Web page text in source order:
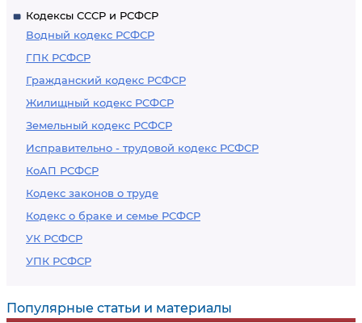
Кодексы СССР и РСФСР
Водный кодекс РСФСР
ГПК РСФСР
Гражданский кодекс РСФСР
Жилищный кодекс РСФСР
Земельный кодекс РСФСР
Исправительно - трудовой кодекс РСФСР
КоАП РСФСР
Кодекс законов о труде
Кодекс о браке и семье РСФСР
УК РСФСР
УПК РСФСР
Популярные статьи и материалы